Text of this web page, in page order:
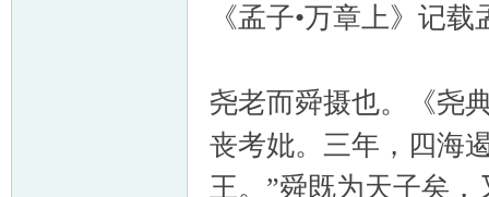
《孟子•万章上》记
尧老而舜摄也。《尧
丧考妣。三年，四海
王。”舜既为天子矣